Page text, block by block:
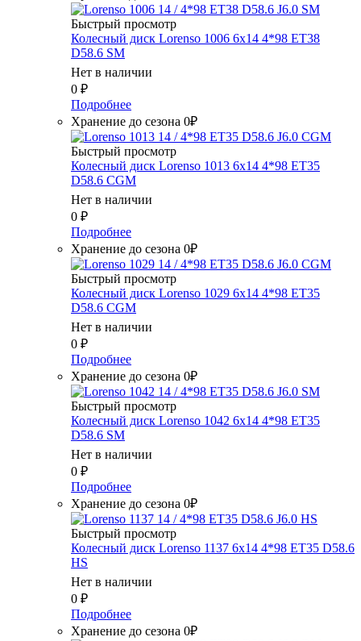
Быстрый просмотр
Колесный диск Lorenso 1006 6x14 4*98 ET38
D58.6 SM
Нет в наличии
0 ₽
Подробнее
Хранение до сезона 0₽
Быстрый просмотр
Колесный диск Lorenso 1013 6x14 4*98 ET35
D58.6 CGM
Нет в наличии
0 ₽
Подробнее
Хранение до сезона 0₽
Быстрый просмотр
Колесный диск Lorenso 1029 6x14 4*98 ET35
D58.6 CGM
Нет в наличии
0 ₽
Подробнее
Хранение до сезона 0₽
Быстрый просмотр
Колесный диск Lorenso 1042 6x14 4*98 ET35
D58.6 SM
Нет в наличии
0 ₽
Подробнее
Хранение до сезона 0₽
Быстрый просмотр
Колесный диск Lorenso 1137 6x14 4*98 ET35 D58.6
HS
Нет в наличии
0 ₽
Подробнее
Хранение до сезона 0₽